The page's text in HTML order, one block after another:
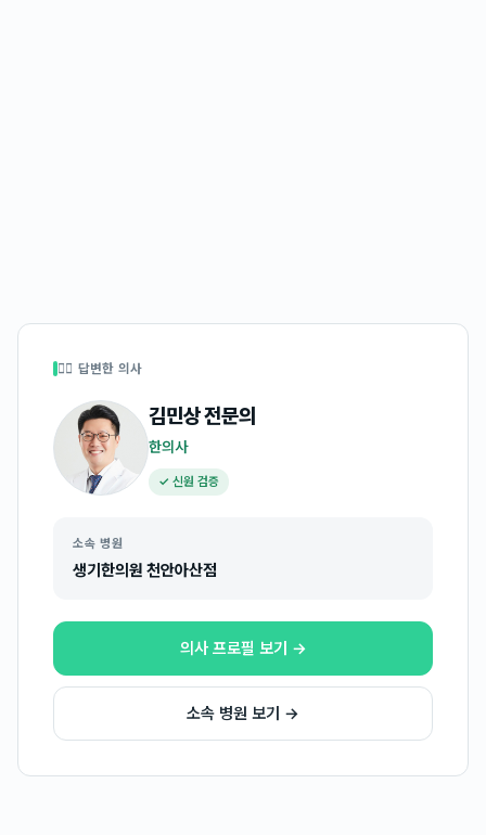
👩‍⚕️ 답변한 의사
김민상전문의
한의사
✓ 신원 검증
소속 병원
생기한의원 천안아산점
의사 프로필 보기 →
소속 병원 보기 →